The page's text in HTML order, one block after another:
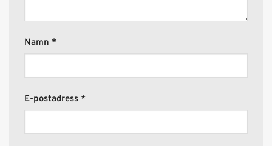
Namn *
E-postadress *